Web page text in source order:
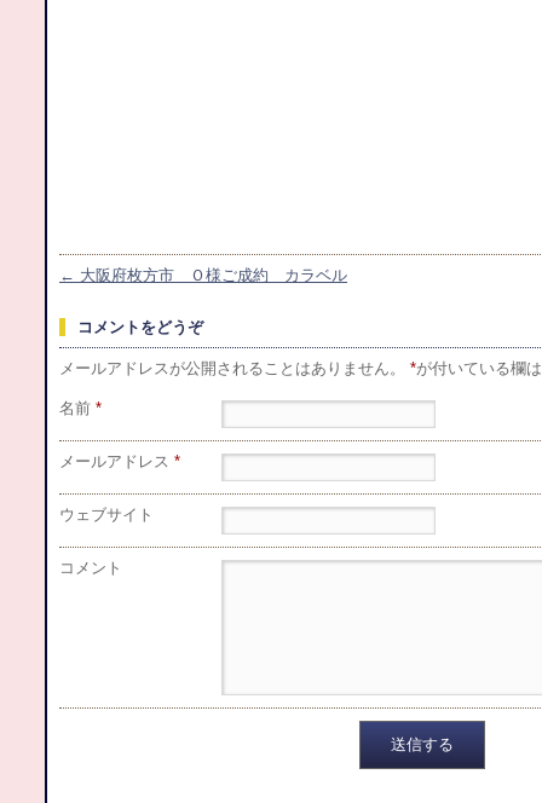
← 大阪府枚方市 Ｏ様ご成約 カラベル
コメントをどうぞ
メールアドレスが公開されることはありません。 *が付いている欄
名前 *
メールアドレス *
ウェブサイト
コメント